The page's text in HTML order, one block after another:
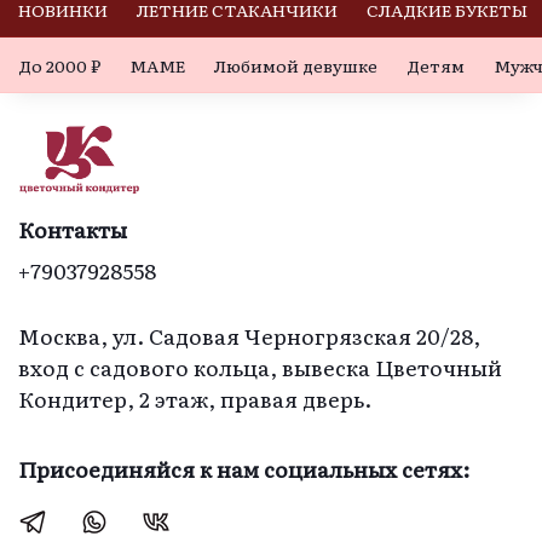
кексами все
хорошо.
увидела в розетках
мини- пирожные.
Но еще более
удивил вкус-
необычно  и
изысканно и со
изюминкой».
создателей этого
НОВИНКИ ЛЕТНИЕ СТАКАНЧИКИ СЛАДКИЕ БУКЕТЫ
До 2000 ₽ МАМЕ Любимой девушке Детям
Контакты
+79037928558
Москва, ул. Садовая Черногрязская 20/28,
вход с садового кольца, вывеска Цветочный
Кондитер, 2 этаж, правая дверь.
Присоединяйся к нам социальных сетях: